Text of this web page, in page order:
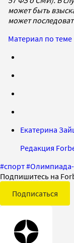
может быть
может
Материал по теме
Екатерина
Редакция
#спорт#
Подпишитесь на
Подписаться